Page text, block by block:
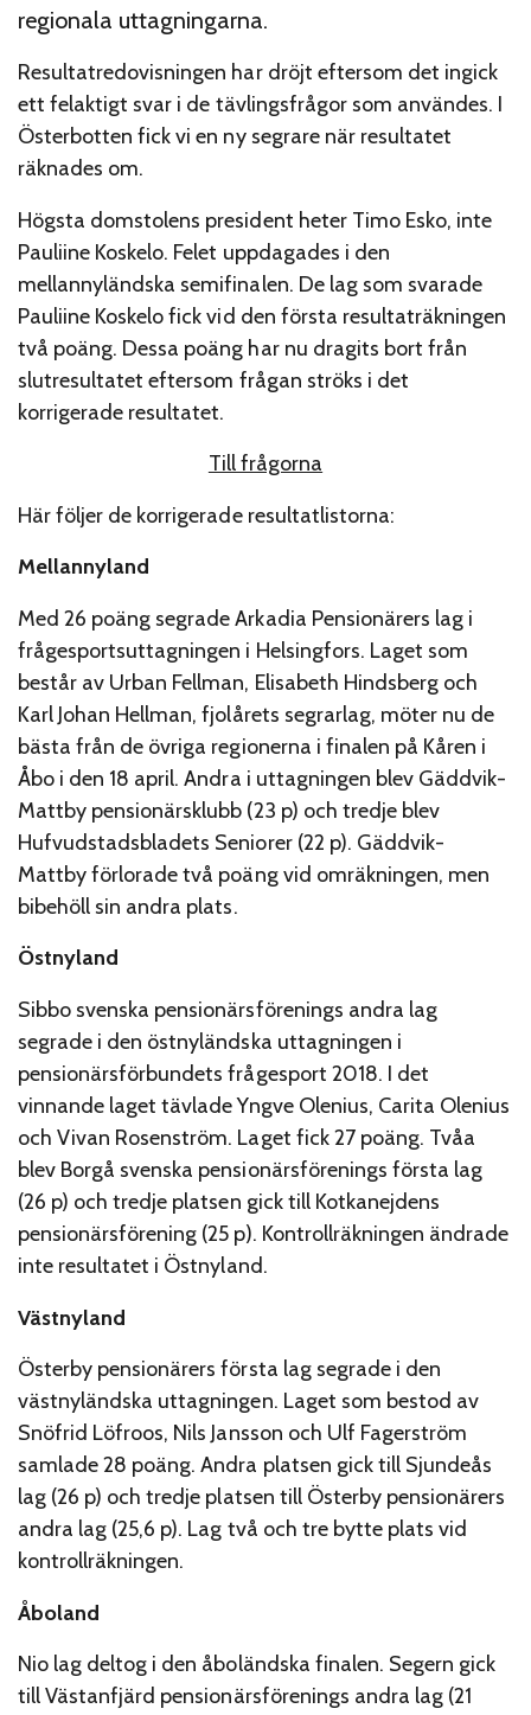
regionala uttagningarna.
Resultatredovisningen har dröjt eftersom det ingick
ett felaktigt svar i de tävlingsfrågor som användes. I
Österbotten fick vi en ny segrare när resultatet
räknades om.
Högsta domstolens president heter Timo Esko, inte
Pauliine Koskelo. Felet uppdagades i den
mellannyländska semifinalen. De lag som svarade
Pauliine Koskelo fick vid den första resultaträkningen
två poäng. Dessa poäng har nu dragits bort från
slutresultatet eftersom frågan ströks i det
korrigerade resultatet.
Till frågorna
Här följer de korrigerade resultatlistorna:
Mellannyland
Med 26 poäng segrade Arkadia Pensionärers lag i
frågesportsuttagningen i Helsingfors. Laget som
består av Urban Fellman, Elisabeth Hindsberg och
Karl Johan Hellman, fjolårets segrarlag, möter nu de
bästa från de övriga regionerna i finalen på Kåren i
Åbo i den 18 april. Andra i uttagningen blev Gäddvik-
Mattby pensionärsklubb (23 p) och tredje blev
Hufvudstadsbladets Seniorer (22 p). Gäddvik-
Mattby förlorade två poäng vid omräkningen, men
bibehöll sin andra plats.
Östnyland
Sibbo svenska pensionärsförenings andra lag
segrade i den östnyländska uttagningen i
pensionärsförbundets frågesport 2018. I det
vinnande laget tävlade Yngve Olenius, Carita Olenius
och Vivan Rosenström. Laget fick 27 poäng. Tvåa
blev Borgå svenska pensionärsförenings första lag
(26 p) och tredje platsen gick till Kotkanejdens
pensionärsförening (25 p). Kontrollräkningen ändrade
inte resultatet i Östnyland.
Västnyland
Österby pensionärers första lag segrade i den
västnyländska uttagningen. Laget som bestod av
Snöfrid Löfroos, Nils Jansson och Ulf Fagerström
samlade 28 poäng. Andra platsen gick till Sjundeås
lag (26 p) och tredje platsen till Österby pensionärers
andra lag (25,6 p). Lag två och tre bytte plats vid
kontrollräkningen.
Åboland
Nio lag deltog i den åboländska finalen. Segern gick
till Västanfjärd pensionärsförenings andra lag (21